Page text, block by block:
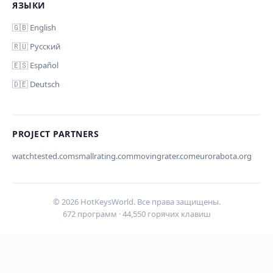
Отмена Отправить
ЯЗЫКИ
🇬🇧 English
🇷🇺 Русский
🇪🇸 Español
🇩🇪 Deutsch
PROJECT PARTNERS
watchtested.comsmallrating.commovingrater.comeurorabota.org
© 2026 HotKeysWorld. Все права защищены.
672 программ · 44,550 горячих клавиш